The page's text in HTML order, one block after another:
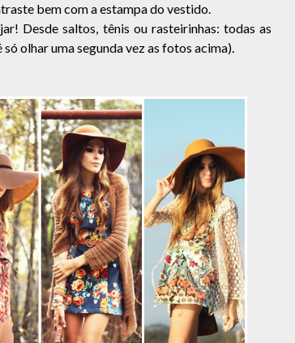
bem com a estampa do vestido.
Desde saltos, tênis ou rasteirinhas: todas as
olhar uma segunda vez as fotos acima).